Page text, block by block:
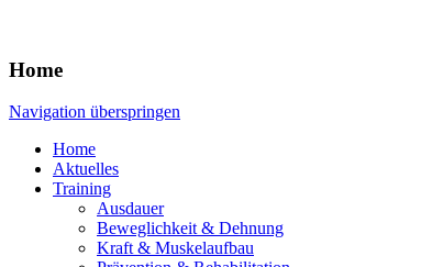
Home
Navigation überspringen
Home
Aktuelles
Training
Ausdauer
Beweglichkeit & Dehnung
Kraft & Muskelaufbau